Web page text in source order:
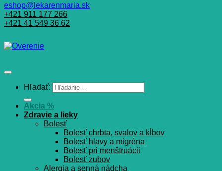
eshop@lekarenmaria.sk
+421 911 177 266
+421 41 549 36 62
Hľadať:
Akcia %
Zdravie a lieky
Bolesť
Bolesť chrbta, svalov a kĺbov
Bolesť hlavy a migréna
Bolesť pri menštruácii
Bolesť zubov
Alergia a senná nádcha